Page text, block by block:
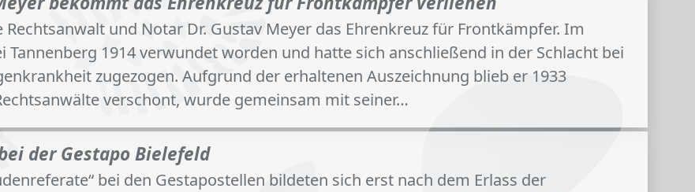
und Notar Dr. Gustav Meyer das Ehrenkreuz für Frontkämpfer. Im
Tannenberg 1914 verwundet worden und hatte sich anschließend in der Schlacht bei
zugezogen. Aufgrund der erhaltenen Auszeichnung blieb er 1933
verschont, wurde gemeinsam mit seiner…
der Gestapo Bielefeld
bei den Gestapostellen bildeten sich erst nach dem Erlass der